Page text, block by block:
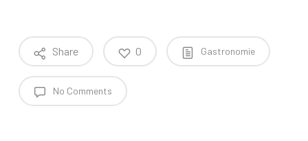
Share 0 Gastronomie
No Comments